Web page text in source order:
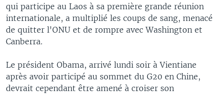
qui participe au Laos à sa première grande réunion
internationale, a multiplié les coups de sang, menacé
de quitter l'ONU et de rompre avec Washington et
Canberra.
Le président Obama, arrivé lundi soir à Vientiane
après avoir participé au sommet du G20 en Chine,
devrait cependant être amené à croiser son